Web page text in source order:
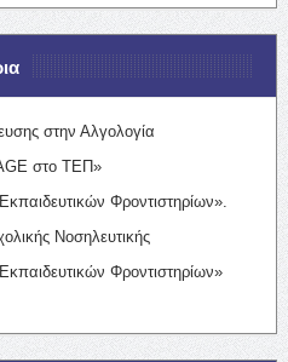
στην Αλγολογία
στο ΤΕΠ»
Φροντιστηρίων».
Νοσηλευτικής
Φροντιστηρίων»